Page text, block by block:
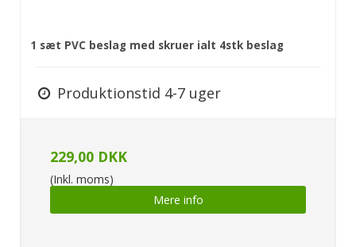
1 sæt PVC beslag med skruer ialt 4stk beslag
Produktionstid 4-7 uger
229,00 DKK
(Inkl. moms)
Mere info